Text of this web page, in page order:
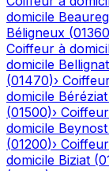
domicile
Béligneux (01360
Coiffeur à
domicile Bellignat
(01470)›
domicile Béréziat
(01500)›
domicile Beynost
(01200)›
domicile Biziat (